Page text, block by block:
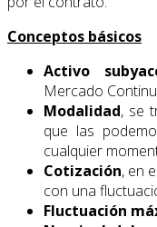
Conceptos básicos
Activo
Mercado
Modalidad, se
que las
cualquier
Cotización, en
con una
Fluctuación